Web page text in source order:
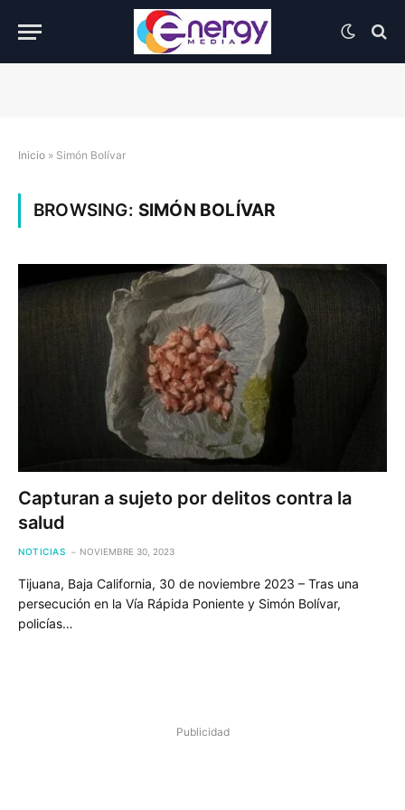
Inicio » Simón Bolívar
BROWSING: SIMÓN BOLÍVAR
Capturan a sujeto por delitos contra la
salud
NOTICIAS NOVIEMBRE 30, 2023
Tijuana, Baja California, 30 de noviembre 2023 – Tras una
persecución en la Vía Rápida Poniente y Simón Bolívar,
policías…
Publicidad